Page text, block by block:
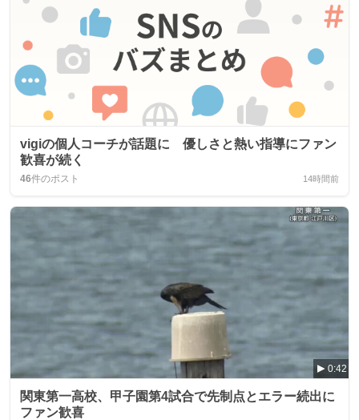
vigiの個人コーチが話題に 優しさと熱い指導にファン
歓喜が続く
46件のポスト 14時間前
0:42
関東第一高校、甲子園第4試合で先制点とエラー続出に
ファン歓喜